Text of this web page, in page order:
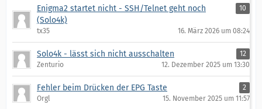
Enigma2 startet nicht - SSH/Telnet geht noch
(Solo4k)
10
tx35 16. März 2026 um 08:24
Solo4k - lässt sich nicht ausschalten
12
Zenturio
12. Dezember 2025 um 13:30
Fehler beim Drücken der EPG Taste
2
Orgl
15. November 2025 um 11:57